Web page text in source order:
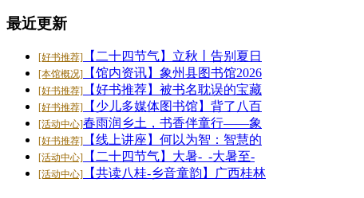
·【二十四节气】大暑-_-大暑至-夏更浓
26-07-20
最近更新
[好书推荐] 【二十四节气】立秋丨告别夏日
[本馆概况] 【馆内资讯】象州县图书馆2026
[好书推荐] 【好书推荐】被书名耽误的宝藏
[好书推荐] 【少儿多媒体图书馆】背了八百
[活动中心]春雨润乡土，书香伴童行——象
[好书推荐] 【线上讲座】何以为智：智慧的
[活动中心] 【二十四节气】大暑-_-大暑至-
[活动中心] 【共读八桂-乡音童韵】广西桂林